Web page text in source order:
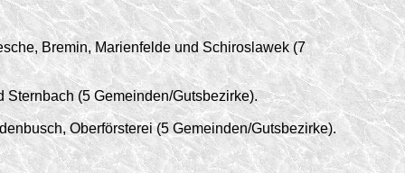
Bremin, Marienfelde und Schiroslawek (7
Sternbach (5 Gemeinden/Gutsbezirke).
Oberförsterei (5 Gemeinden/Gutsbezirke).